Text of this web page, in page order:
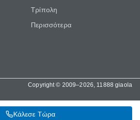
Κάλεσε Τώρα
Τρίπολη
Περισσότερα
Copyright © 2009–2026, 11888 giaola